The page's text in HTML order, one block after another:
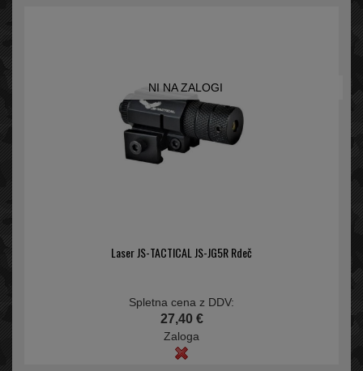
NI NA ZALOGI
Laser JS-TACTICAL JS-JG5R Rdeč
Spletna cena z DDV:
27,40 €
Zaloga